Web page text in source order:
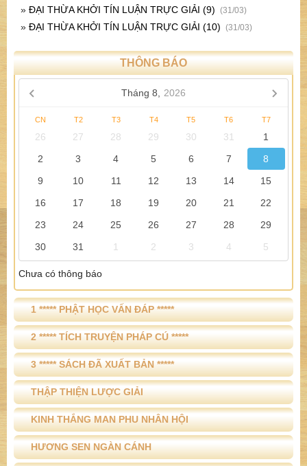
» ĐẠI THỪA KHỞI TÍN LUẬN TRỰC GIẢI (9) (31/03)
» ĐẠI THỪA KHỞI TÍN LUẬN TRỰC GIẢI (10) (31/03)
THÔNG BÁO
Tháng 8, 2026
CN T2 T3 T4 T5 T6 T7
26 27 28 29 30 31
1
2
3 4 5 6 7
8
9
10 11 12 13 14
15
16
17 18 19 20 21
22
23
24 25 26 27 28
29
30
31 1 2 3 4 5
Chưa có thông báo
1 ***** PHẬT HỌC VẤN ĐÁP *****
2 ***** TÍCH TRUYỆN PHÁP CÚ *****
3 ***** SÁCH ĐÃ XUẤT BẢN *****
THẬP THIỆN LƯỢC GIẢI
KINH THẮNG MAN PHU NHÂN HỘI
HƯƠNG SEN NGÀN CÁNH